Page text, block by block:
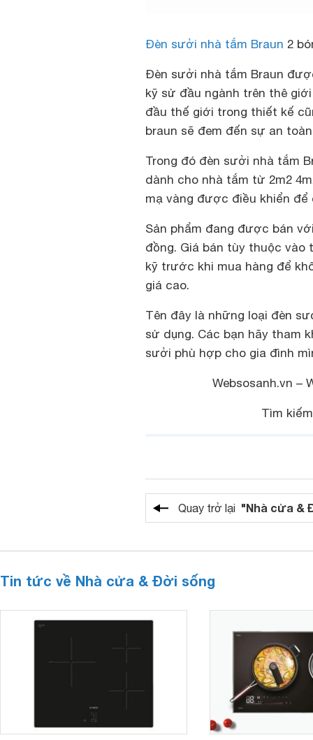
Đèn sưởi nhà tắm Braun 2
Đèn sưởi nhà tắm Braun
kỹ sử đầu ngành trên thê
đầu thế giới trong thiết kế
braun sẽ đem đến sự an
Trong đó đèn sưởi nhà tắm
dành cho nhà tắm từ 2m2
mạ vàng được điều khiển
Sản phẩm đang được bán
đồng. Giá bán tùy thuộc vào
kỹ trước khi mua hàng để
giá cao.
Tên đây là những loại đèn
sử dụng. Các bạn hãy tham
sưởi phù hợp cho gia đình
Websosanh.vn –
Tìm
Quay trở lại "Nhà cửa &
Tin tức về Nhà cửa & Đời sống